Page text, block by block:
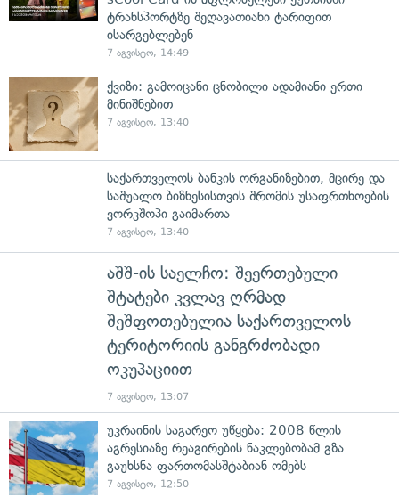
ტრანსპორტზე შეღავათიანი ტარიფით
ისარგებლებენ
7 აგვისტო, 14:49
ქვიზი: გამოიცანი ცნობილი ადამიანი ერთი
მინიშნებით
7 აგვისტო, 13:40
საქართველოს ბანკის ორგანიზებით, მცირე და
საშუალო ბიზნესისთვის შრომის უსაფრთხოების
ვორკშოპი გაიმართა
7 აგვისტო, 13:40
აშშ-ის საელჩო: შეერთებული
შტატები კვლავ ღრმად
შეშფოთებულია საქართველოს
ტერიტორიის განგრძობადი
ოკუპაციით
7 აგვისტო, 13:07
უკრაინის საგარეო უწყება: 2008 წლის
აგრესიაზე რეაგირების ნაკლებობამ გზა
გაუხსნა ფართომასშტაბიან ომებს
7 აგვისტო, 12:50